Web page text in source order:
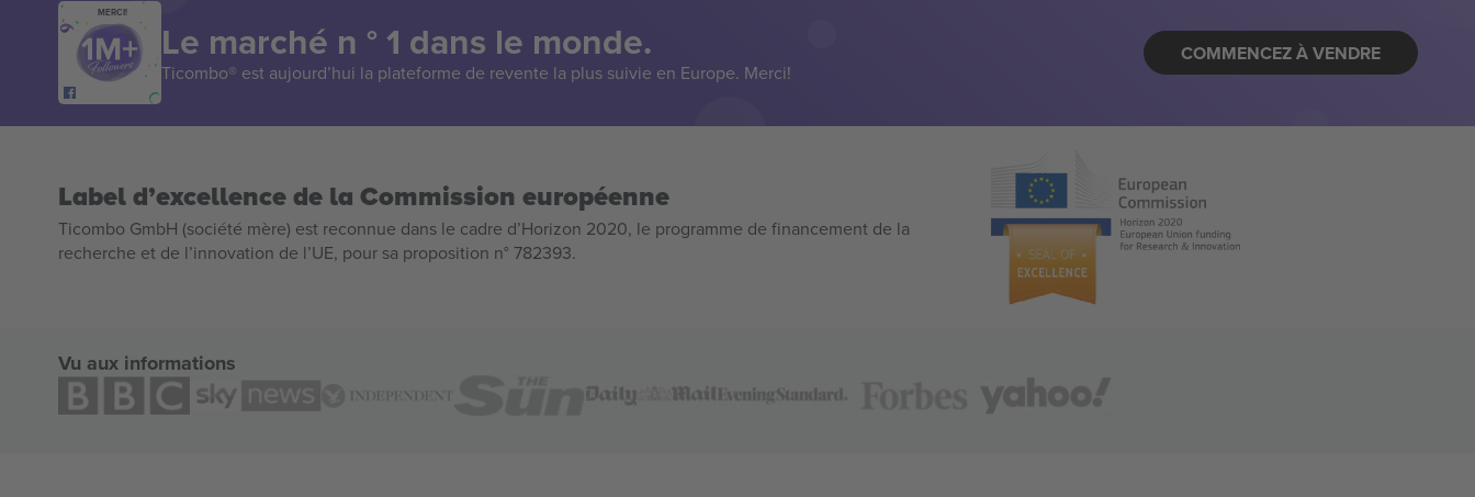
MERCI!
Le marché n ° 1 dans le monde.
Ticombo® est aujourd’hui la plateforme de revente la plus suivie en Europe. Merci!
COMMENCEZ À VENDRE
Label d’excellence de la Commission européenne
Ticombo GmbH (société mère) est reconnue dans le cadre d’Horizon 2020, le programme de financement de la
recherche et de l’innovation de l’UE, pour sa proposition n° 782393.
Vu aux informations